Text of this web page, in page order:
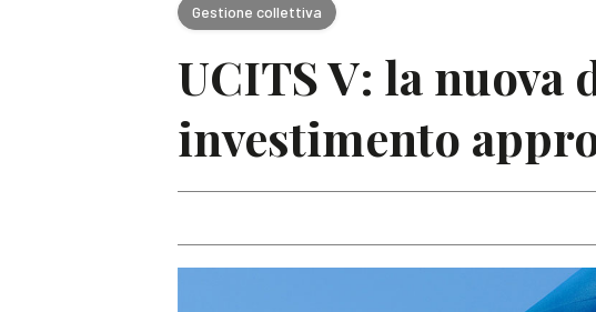
Gestione collettiva
UCITS V: la
investimento